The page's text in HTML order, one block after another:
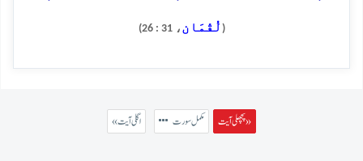
( لُقْمَان ، 31 : 26)
پچھلی آیت » مکمل سورت « اگلی آیت